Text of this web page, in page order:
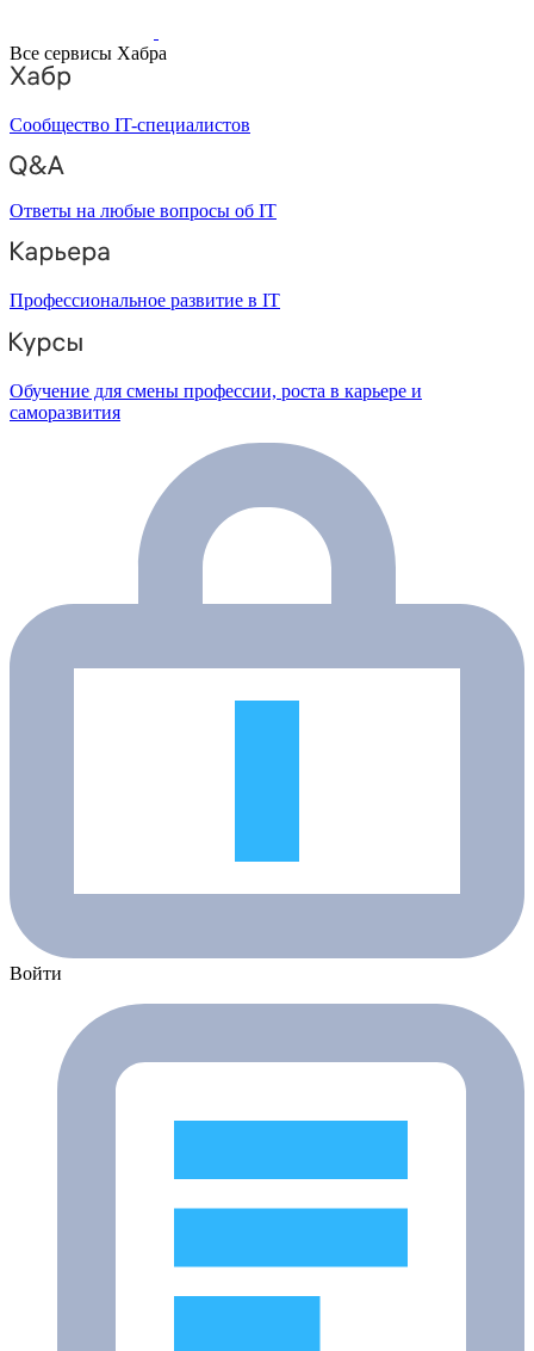
Все сервисы Хабра
Сообщество IT-специалистов
Ответы на любые вопросы об IT
Профессиональное развитие в IT
Обучение для смены профессии, роста в карьере и
саморазвития
Войти